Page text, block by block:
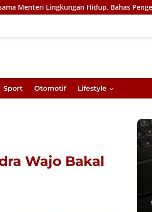
Hidup, Bahas Pengelolaan Sampah
Sport Otomotif Lifestyle
Wajo Bakal